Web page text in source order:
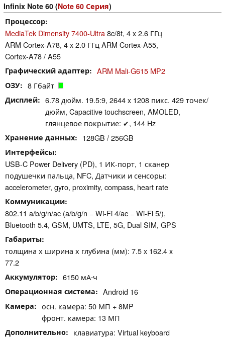
Infinix Note 60 (Note 60 Серия)
Процессор
MediaTek Dimensity 7400-Ultra8c/8t, 4 x 2.6 ГГц
ARM Cortex-A78, 4 x 2.0 ГГц ARM Cortex-A55,
Cortex-A78 / A55
Графический адаптер ARM Mali-G615 MP2
ОЗУ 8 Гбайт
Дисплей
6.78 дюйм. 19.5:9, 2644 x 1208 пикс. 429 точек/
дюйм, Capacitive touchscreen, AMOLED,
глянцевое покрытие: ✔, 144 Hz
Хранение данных 128GB / 256GB
Интерфейсы
USB-C Power Delivery (PD), 1 ИК-порт, 1 сканер
подушечки пальца, NFC, Датчики и сенсоры:
accelerometer, gyro, proximity, compass, heart rate
Коммуникации
802.11 a/b/g/n/ac (a/b/g/n = Wi-Fi 4/ac = Wi-Fi 5/),
Bluetooth 5.4, GSM, UMTS, LTE, 5G, Dual SIM, GPS
Габариты
толщина х ширина х глубина (мм): 7.5 x 162.4 x
77.2
Аккумулятор 6150 мА⋅ч
Операционная система Android 16
Камера
осн. камера: 50 МП + 8MP
фронт. камера: 13 МП
Дополнительно клавиатура: Virtual keyboard